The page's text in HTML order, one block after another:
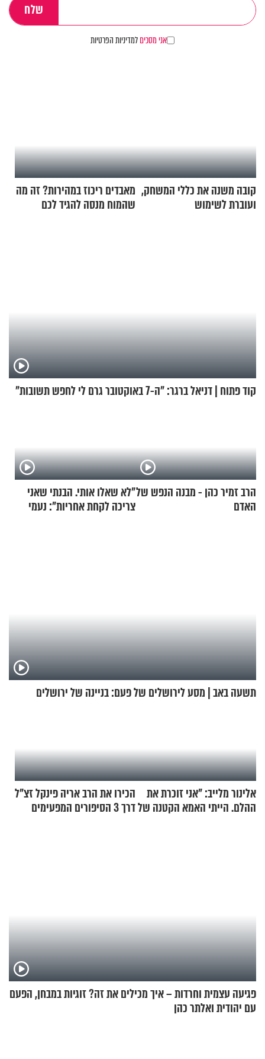
אני מסכיםלמדיניות הפרטיות
קובה משנה את כללי המשחק,
ועוברת לשימוש
מאבדים ריכוז במהירות? זה מה
שהמוח מנסה להגיד לכם
קוד פתוח | דניאל ברגר: "ה-7 באוקטובר גרם לי לחפש תשובות"
הרב זמיר כהן - מבנה הנפש של
האדם
"לא שאלו אותי. הבנתי שאני
צריכה לקחת אחריות": נעמי
תשעה באב | מסע לירושלים של פעם: בניינה של ירושלים
אלינור מלייב: "אני זוכרת את
ההלם. הייתי האמא הקטנה של
הכירו את הרב אריה פינקל זצ"ל
דרך 3 הסיפורים המפעימים
פגיעה עצמית וחרדות – איך מכילים את זה? זוגיות במבחן, הפעם
עם יהודית ואלתר כהן